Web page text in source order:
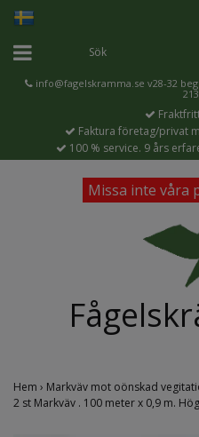
info@fagelskramma.se v28-32
Faktura företag/privat
100 % service. 9 års
Missa inte våra
Hem › Markväv mot oönskad
2 st Markväv . 100 meter x 0,9 m.